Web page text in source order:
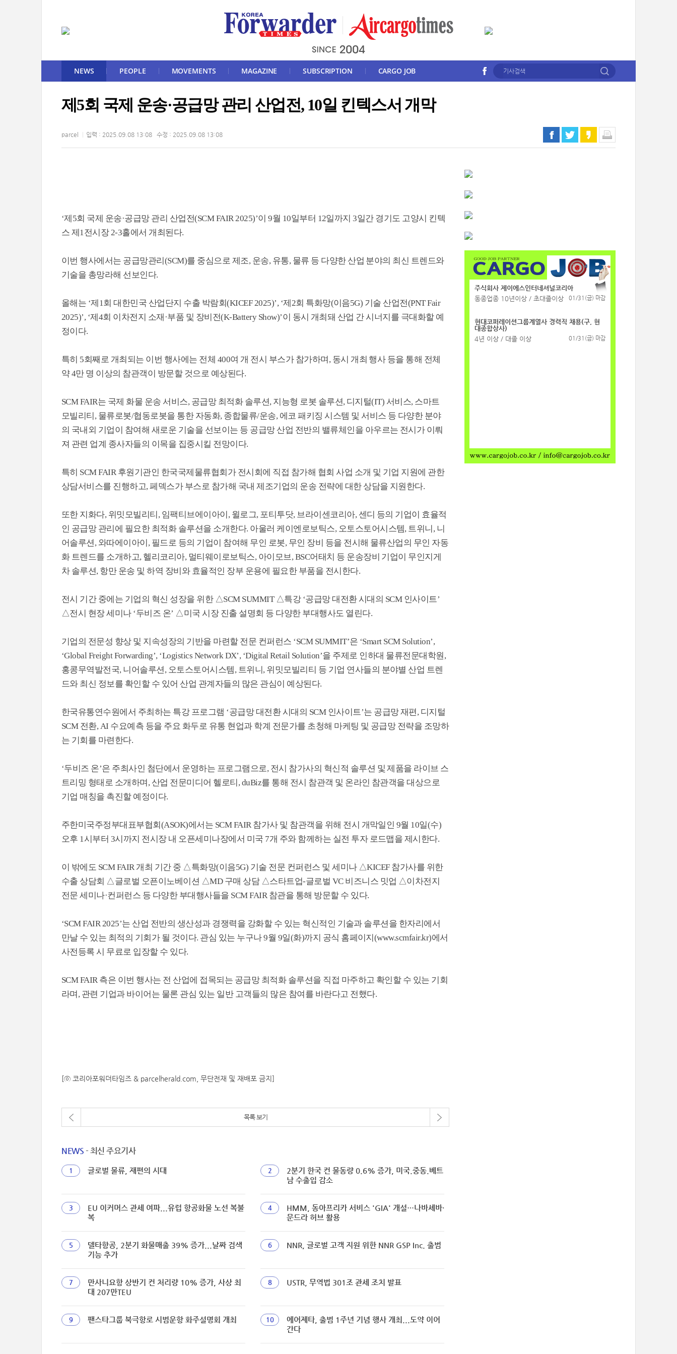
NEWS PEOPLE MOVEMENTS MAGAZINE SUBSCRIPTION CARGO JOB
제5회 국제 운송·공급망 관리 산업전, 10일 킨텍스서 개막
parcel 입력 : 2025.09.08 13:08 수정 : 2025.09.08 13:08
‘제5회 국제 운송·공급망 관리 산업전(SCM FAIR 2025)’이 9월 10일부터 12일까지 3일간 경기도 고양시 킨텍
스 제1전시장 2-3홀에서 개최된다.
이번 행사에서는 공급망관리(SCM)를 중심으로 제조, 운송, 유통, 물류 등 다양한 산업 분야의 최신 트렌드와
기술을 총망라해 선보인다.
올해는 ‘제1회 대한민국 산업단지 수출 박람회(KICEF 2025)’, ‘제2회 특화망(이음5G) 기술 산업전(PNT Fair
2025)’, ‘제4회 이차전지 소재·부품 및 장비전(K-Battery Show)’이 동시 개최돼 산업 간 시너지를 극대화할 예
정이다.
특히 5회째로 개최되는 이번 행사에는 전체 400여 개 전시 부스가 참가하며, 동시 개최 행사 등을 통해 전체
약 4만 명 이상의 참관객이 방문할 것으로 예상된다.
SCM FAIR는 국제 화물 운송 서비스, 공급망 최적화 솔루션, 지능형 로봇 솔루션, 디지털(IT) 서비스, 스마트
모빌리티, 물류로봇/협동로봇을 통한 자동화, 종합물류/운송, 에코 패키징 시스템 및 서비스 등 다양한 분야
의 국내외 기업이 참여해 새로운 기술을 선보이는 등 공급망 산업 전반의 밸류체인을 아우르는 전시가 이뤄
져 관련 업계 종사자들의 이목을 집중시킬 전망이다.
특히 SCM FAIR 후원기관인 한국국제물류협회가 전시회에 직접 참가해 협회 사업 소개 및 기업 지원에 관한
상담서비스를 진행하고, 페덱스가 부스로 참가해 국내 제조기업의 운송 전략에 대한 상담을 지원한다.
또한 지화다, 위밋모빌리티, 임팩티브에이아이, 윌로그, 포티투닷, 브라이센코리아, 센디 등의 기업이 효율적
인 공급망 관리에 필요한 최적화 솔루션을 소개한다. 아울러 케이엔로보틱스, 오토스토어시스템, 트위니, 니
어솔루션, 와따에이아이, 필드로 등의 기업이 참여해 무인 로봇, 무인 장비 등을 전시해 물류산업의 무인 자동
화 트렌드를 소개하고, 헬리코리아, 멀티웨이로보틱스, 아이모브, BSC어태치 등 운송장비 기업이 무인지게
차 솔루션, 항만 운송 및 하역 장비와 효율적인 장부 운용에 필요한 부품을 전시한다.
전시 기간 중에는 기업의 혁신 성장을 위한 △SCM SUMMIT △특강 ‘공급망 대전환 시대의 SCM 인사이트’
△전시 현장 세미나 ‘두비즈 온’ △미국 시장 진출 설명회 등 다양한 부대행사도 열린다.
기업의 전문성 향상 및 지속성장의 기반을 마련할 전문 컨퍼런스 ‘SCM SUMMIT’은 ‘Smart SCM Solution’,
‘Global Freight Forwarding’, ‘Logistics Network DX’, ‘Digital Retail Solution’을 주제로 인하대 물류전문대학원,
홍콩무역발전국, 니어솔루션, 오토스토어시스템, 트위니, 위밋모빌리티 등 기업 연사들의 분야별 산업 트렌
드와 최신 정보를 확인할 수 있어 산업 관계자들의 많은 관심이 예상된다.
한국유통연수원에서 주최하는 특강 프로그램 ‘공급망 대전환 시대의 SCM 인사이트’는 공급망 재편, 디지털
SCM 전환, AI 수요예측 등을 주요 화두로 유통 현업과 학계 전문가를 초청해 마케팅 및 공급망 전략을 조망하
는 기회를 마련한다.
‘두비즈 온’은 주최사인 첨단에서 운영하는 프로그램으로, 전시 참가사의 혁신적 솔루션 및 제품을 라이브 스
트리밍 형태로 소개하며, 산업 전문미디어 헬로티, duBiz를 통해 전시 참관객 및 온라인 참관객을 대상으로
기업 매칭을 촉진할 예정이다.
주한미국주정부대표부협회(ASOK)에서는 SCM FAIR 참가사 및 참관객을 위해 전시 개막일인 9월 10일(수)
오후 1시부터 3시까지 전시장 내 오픈세미나장에서 미국 7개 주와 함께하는 실전 투자 로드맵을 제시한다.
이 밖에도 SCM FAIR 개최 기간 중 △특화망(이음5G) 기술 전문 컨퍼런스 및 세미나 △KICEF 참가사를 위한
수출 상담회 △글로벌 오픈이노베이션 △MD 구매 상담 △스타트업-글로벌 VC 비즈니스 밋업 △이차전지
전문 세미나·컨퍼런스 등 다양한 부대행사들을 SCM FAIR 참관을 통해 방문할 수 있다.
‘SCM FAIR 2025’는 산업 전반의 생산성과 경쟁력을 강화할 수 있는 혁신적인 기술과 솔루션을 한자리에서
만날 수 있는 최적의 기회가 될 것이다. 관심 있는 누구나 9월 9일(화)까지 공식 홈페이지(www.scmfair.kr)에서
사전등록 시 무료로 입장할 수 있다.
SCM FAIR 측은 이번 행사는 전 산업에 접목되는 공급망 최적화 솔루션을 직접 마주하고 확인할 수 있는 기회
라며, 관련 기업과 바이어는 물론 관심 있는 일반 고객들의 많은 참여를 바란다고 전했다.
[ⓒ 코리아포워더타임즈 & parcelherald.com, 무단전재 및 재배포 금지]
목록 보기
NEWS - 최신 주요기사
1 글로벌 물류, 재편의 시대 2
2분기 한국 컨 물동량 0.6% 증가, 미국.중동.베트
남 수출입 감소
3
EU 이커머스 관세 여파...유럽 항공화물 노선 복불
복
4
HMM, 동아프리카 서비스 'GIA' 개설…나바셰바·
문드라 허브 활용
5
델타항공, 2분기 화물매출 39% 증가...날짜 검색
기능 추가
6 NNR, 글로벌 고객 지원 위한 NNR GSP Inc. 출범
7
만사니요항 상반기 컨 처리량 10% 증가, 사상 최
대 207만TEU
8 USTR, 무역법 301조 관세 조치 발표
9 팬스타그룹 북극항로 시범운항 화주설명회 개최 10
에어제타, 출범 1주년 기념 행사 개최...도약 이어
간다
주식회사 제이에스인터네셔널코리아
동종업종 10년이상 / 초대졸이상
01/31(금) 마감
현대코퍼레이션그룹계열사 경력직 채용(구, 현
대종합상사)
4년 이상 / 대졸 이상
01/31(금) 마감